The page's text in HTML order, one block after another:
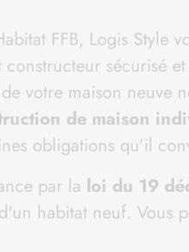
FFB, Logis Style
sécurisé
votre maison neuve
de maison
obligations qu'il
par la loi du 19
habitat neuf. Vous